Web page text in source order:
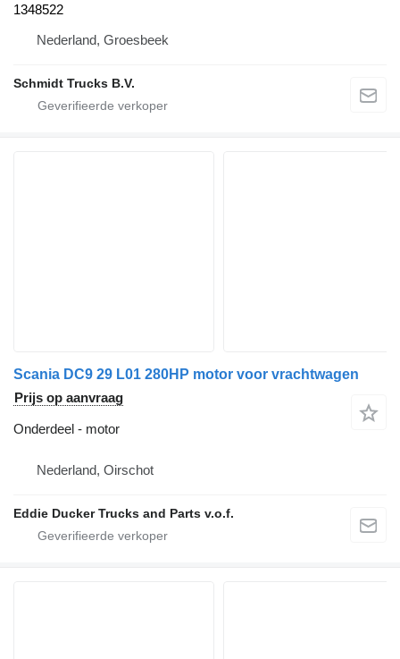
1348522
Nederland, Groesbeek
Schmidt Trucks B.V.
Scania DC9 29 L01 280HP motor voor vrachtwagen
Prijs op aanvraag
Onderdeel - motor
Nederland, Oirschot
Eddie Ducker Trucks and Parts v.o.f.